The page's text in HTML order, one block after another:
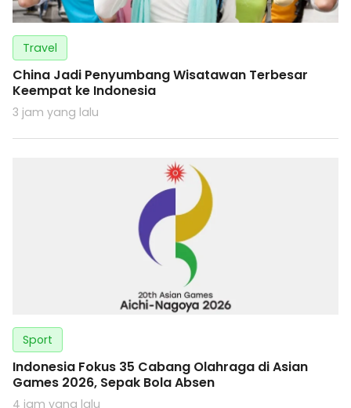
Travel
China Jadi Penyumbang Wisatawan Terbesar
Keempat ke Indonesia
3 jam yang lalu
Sport
Indonesia Fokus 35 Cabang Olahraga di Asian
Games 2026, Sepak Bola Absen
4 jam yang lalu